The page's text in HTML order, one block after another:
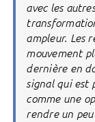
avec les
ampleur. Les
mouvement
dernière en
signal qui est
comme une
rendre un